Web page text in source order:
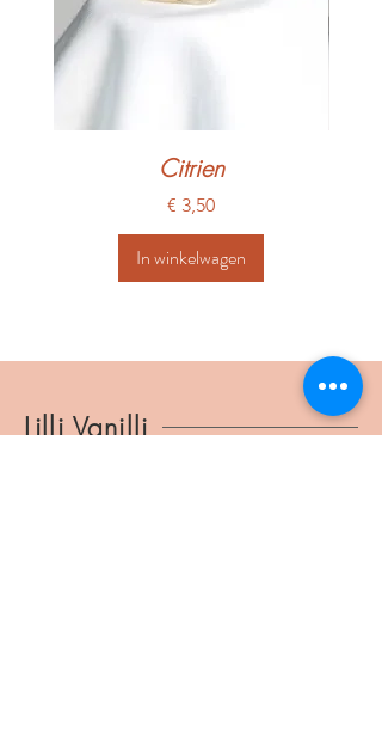
Citrien
Prijs
€ 3,50
In winkelwagen
Lilli Vanilli